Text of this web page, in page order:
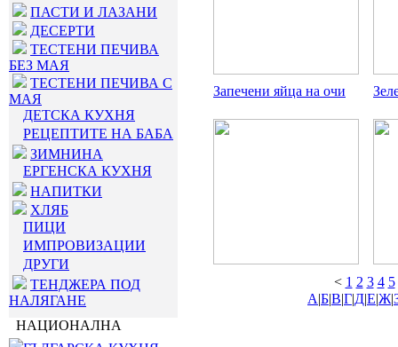
ПАСТИ И ЛАЗАНИ
ДЕСЕРТИ
ТЕСТЕНИ ПЕЧИВА
БЕЗ МАЯ
ТЕСТЕНИ ПЕЧИВА С
МАЯ
ДЕТСКА КУХНЯ
РЕЦЕПТИТЕ НА БАБА
ЗИМНИНА
ЕРГЕНСКА КУХНЯ
НАПИТКИ
ХЛЯБ
ПИЦИ
ИМПРОВИЗАЦИИ
ДРУГИ
ТЕНДЖЕРА ПОД
НАЛЯГАНЕ
НАЦИОНАЛНА
Запечени яйца на очи
< 1 2 3 4 5
А|Б|В|Г|Д|Е|Ж|